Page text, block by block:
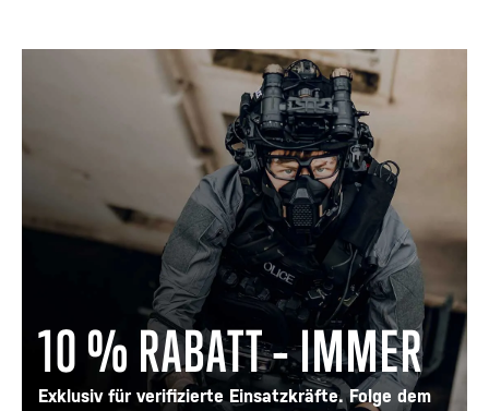
10 % RABATT – IMMER
Exklusiv für verifizierte Einsatzkräfte. Folge dem